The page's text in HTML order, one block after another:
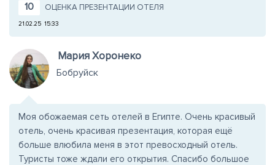
10 ОЦЕНКА ПРЕЗЕНТАЦИИ ОТЕЛЯ
15:33
21.02.25
Мария Хоронеко
Бобруйск
Моя обожаемая сеть отелей в Египте. Очень красивый
отель, очень красивая презентация, которая ещё
больше влюбила меня в этот превосходный отель.
Туристы тоже ждали его открытия. Спасибо большое